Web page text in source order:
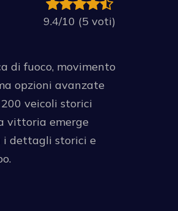
9.4/10 (5 voti)
di fuoco, movimento
opzioni avanzate
veicoli storici
vittoria emerge
i dettagli storici e